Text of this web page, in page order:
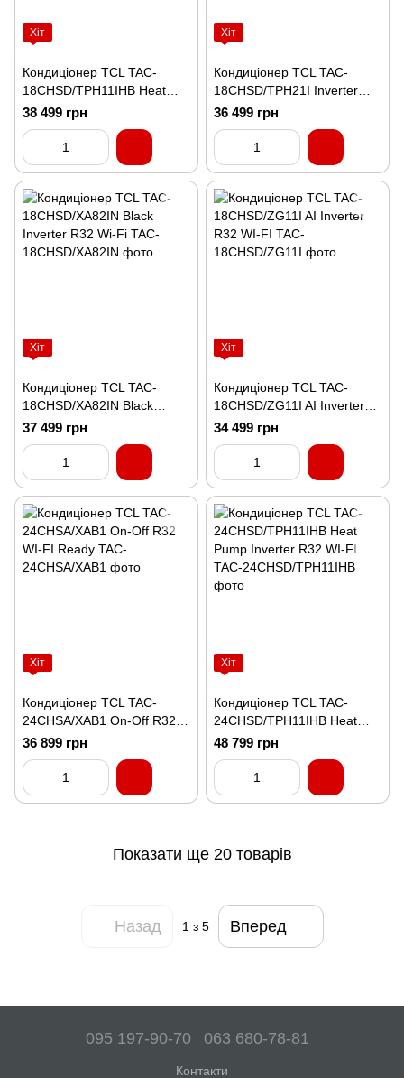
Хіт
Кондиціонер TCL TAC-
18CHSD/TPH11IHB Heat
Pump Inverter R32 WI-FI
38 499 грн
Хіт
Кондиціонер TCL TAC-
18CHSD/TPH21I Inverter
R32 WI-FI
36 499 грн
Хіт
Кондиціонер TCL TAC-
18CHSD/XA82IN Black
Inverter R32 Wi-Fi
37 499 грн
Хіт
Кондиціонер TCL TAC-
18CHSD/ZG11I AI Inverter
R32 WI-FI
34 499 грн
Хіт
Кондиціонер TCL TAC-
24CHSA/XAB1 On-Off R32
WI-FI Ready
36 899 грн
Хіт
Кондиціонер TCL TAC-
24CHSD/TPH11IHB Heat
Pump Inverter R32 WI-FI
48 799 грн
Показати ще 20 товарів
Назад 1 з 5 Вперед
095 197-90-70 063 680-78-81
Контакти